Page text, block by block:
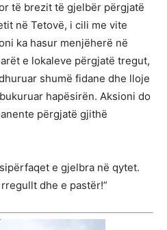
të brezit të gjelbër përgjatë
në Tetovë, i cili me vite
ka hasur menjëherë në
e lokaleve përgjatë tregut,
shumë fidane dhe lloje
hapësirën. Aksioni do
përgjatë gjithë
e gjelbra në qytet.
dhe e pastër!”